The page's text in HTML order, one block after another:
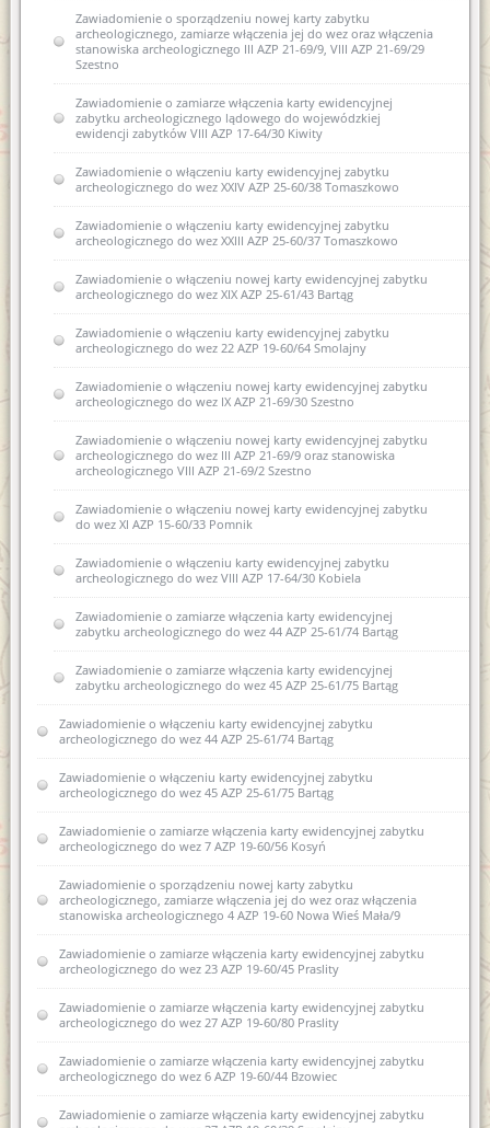
Zawiadomienie o sporządzeniu nowej karty zabytku
archeologicznego, zamiarze włączenia jej do wez oraz włączenia
stanowiska archeologicznego III AZP 21-69/9, VIII AZP 21-69/29
Szestno
Zawiadomienie o zamiarze włączenia karty ewidencyjnej
zabytku archeologicznego lądowego do wojewódzkiej
ewidencji zabytków VIII AZP 17-64/30 Kiwity
Zawiadomienie o włączeniu karty ewidencyjnej zabytku
archeologicznego do wez XXIV AZP 25-60/38 Tomaszkowo
Zawiadomienie o włączeniu karty ewidencyjnej zabytku
archeologicznego do wez XXIII AZP 25-60/37 Tomaszkowo
Zawiadomienie o włączeniu nowej karty ewidencyjnej zabytku
archeologicznego do wez XIX AZP 25-61/43 Bartąg
Zawiadomienie o włączeniu karty ewidencyjnej zabytku
archeologicznego do wez 22 AZP 19-60/64 Smolajny
Zawiadomienie o włączeniu nowej karty ewidencyjnej zabytku
archeologicznego do wez IX AZP 21-69/30 Szestno
Zawiadomienie o włączeniu nowej karty ewidencyjnej zabytku
archeologicznego do wez III AZP 21-69/9 oraz stanowiska
archeologicznego VIII AZP 21-69/2 Szestno
Zawiadomienie o włączeniu nowej karty ewidencyjnej zabytku
do wez XI AZP 15-60/33 Pomnik
Zawiadomienie o włączeniu karty ewidencyjnej zabytku
archeologicznego do wez VIII AZP 17-64/30 Kobiela
Zawiadomienie o zamiarze włączenia karty ewidencyjnej
zabytku archeologicznego do wez 44 AZP 25-61/74 Bartąg
Zawiadomienie o zamiarze włączenia karty ewidencyjnej
zabytku archeologicznego do wez 45 AZP 25-61/75 Bartąg
Zawiadomienie o włączeniu karty ewidencyjnej zabytku
archeologicznego do wez 44 AZP 25-61/74 Bartąg
Zawiadomienie o włączeniu karty ewidencyjnej zabytku
archeologicznego do wez 45 AZP 25-61/75 Bartąg
Zawiadomienie o zamiarze włączenia karty ewidencyjnej zabytku
archeologicznego do wez 7 AZP 19-60/56 Kosyń
Zawiadomienie o sporządzeniu nowej karty zabytku
archeologicznego, zamiarze włączenia jej do wez oraz włączenia
stanowiska archeologicznego 4 AZP 19-60 Nowa Wieś Mała/9
Zawiadomienie o zamiarze włączenia karty ewidencyjnej zabytku
archeologicznego do wez 23 AZP 19-60/45 Praslity
Zawiadomienie o zamiarze włączenia karty ewidencyjnej zabytku
archeologicznego do wez 27 AZP 19-60/80 Praslity
Zawiadomienie o zamiarze włączenia karty ewidencyjnej zabytku
archeologicznego do wez 6 AZP 19-60/44 Bzowiec
Zawiadomienie o zamiarze włączenia karty ewidencyjnej zabytku